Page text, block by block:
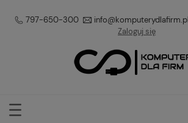
797-650-300 info@komputerydlafirm.pl
Zaloguj się